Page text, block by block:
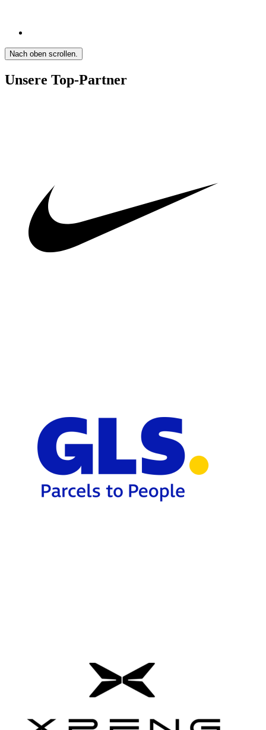
Nach oben scrollen.
Unsere Top-Partner